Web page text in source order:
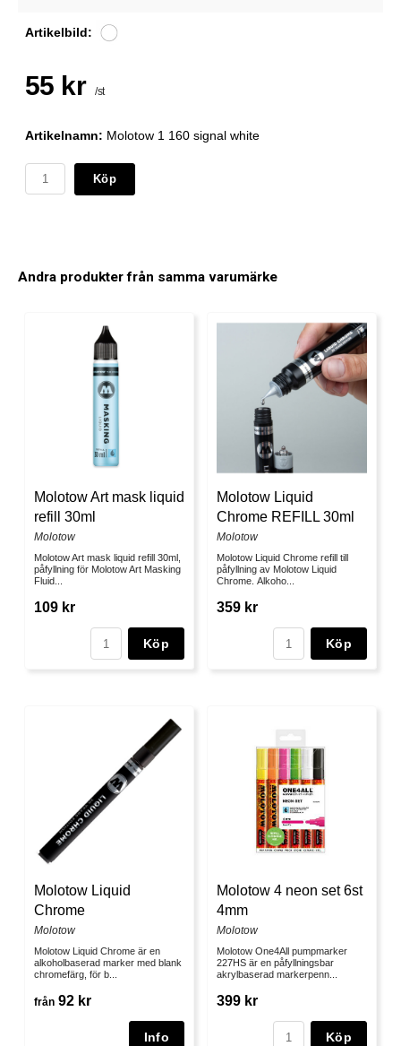
Artikelbild:
55 kr /st
Artikelnamn: Molotow 1 160 signal white
Köp
Andra produkter från samma varumärke
Molotow Art mask liquid
refill 30ml
Molotow
Molotow Art mask liquid refill 30ml,
påfyllning för Molotow Art Masking
Fluid...
109 kr
Köp
Molotow Liquid
Chrome REFILL 30ml
Molotow
Molotow Liquid Chrome refill till
påfyllning av Molotow Liquid
Chrome. Alkoho...
359 kr
Köp
Molotow Liquid
Chrome
Molotow
Molotow Liquid Chrome är en
alkoholbaserad marker med blank
chromefärg, för b...
från 92 kr
Molotow 4 neon set 6st
4mm
Molotow
Molotow One4All pumpmarker
227HS är en påfyllningsbar
akrylbaserad markerpenn...
399 kr
Köp